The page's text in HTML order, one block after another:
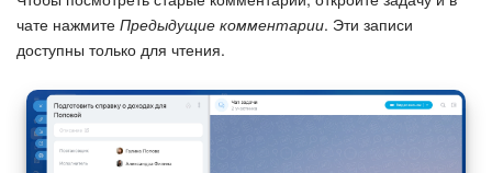
чате нажмите Предыдущие комментарии. Эти записи
доступны только для чтения.